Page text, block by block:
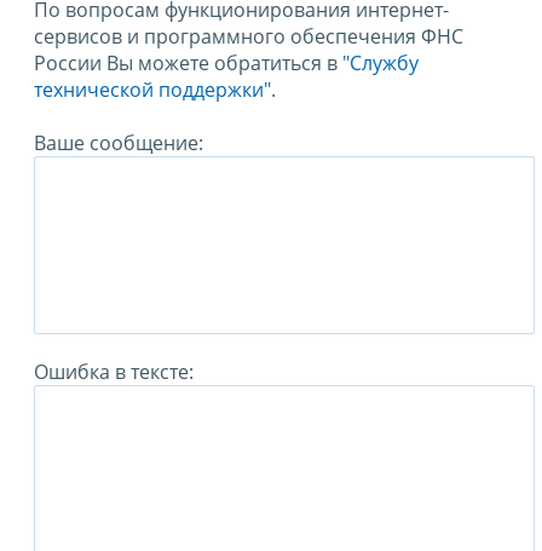
По вопросам функционирования интернет-
сервисов и программного обеспечения ФНС
России Вы можете обратиться в "Службу
технической поддержки".
Ваше сообщение:
Ошибка в тексте: